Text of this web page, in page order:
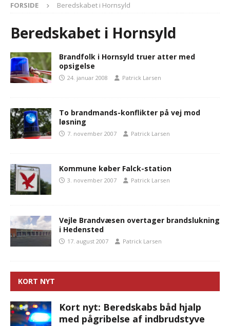
FORSIDE Beredskabet i Hornsyld
Beredskabet i Hornsyld
Brandfolk i Hornsyld truer atter med
opsigelse
24. januar 2008 Patrick Larsen
To brandmands-konflikter på vej mod
løsning
7. november 2007 Patrick Larsen
Kommune køber Falck-station
3. november 2007 Patrick Larsen
Vejle Brandvæsen overtager brandslukning
i Hedensted
17. august 2007 Patrick Larsen
KORT NYT
Kort nyt: Beredskabs båd hjalp
med pågribelse af indbrudstyve